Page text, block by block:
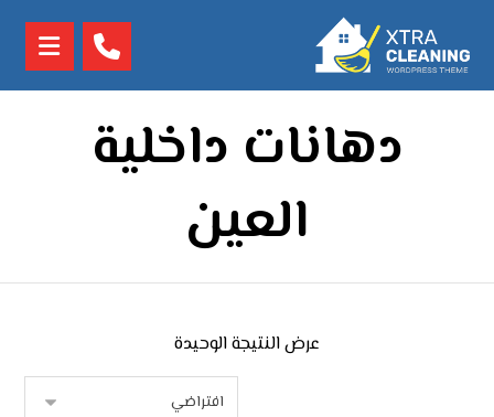
دهانات داخلية
العين
عرض النتيجة الوحيدة